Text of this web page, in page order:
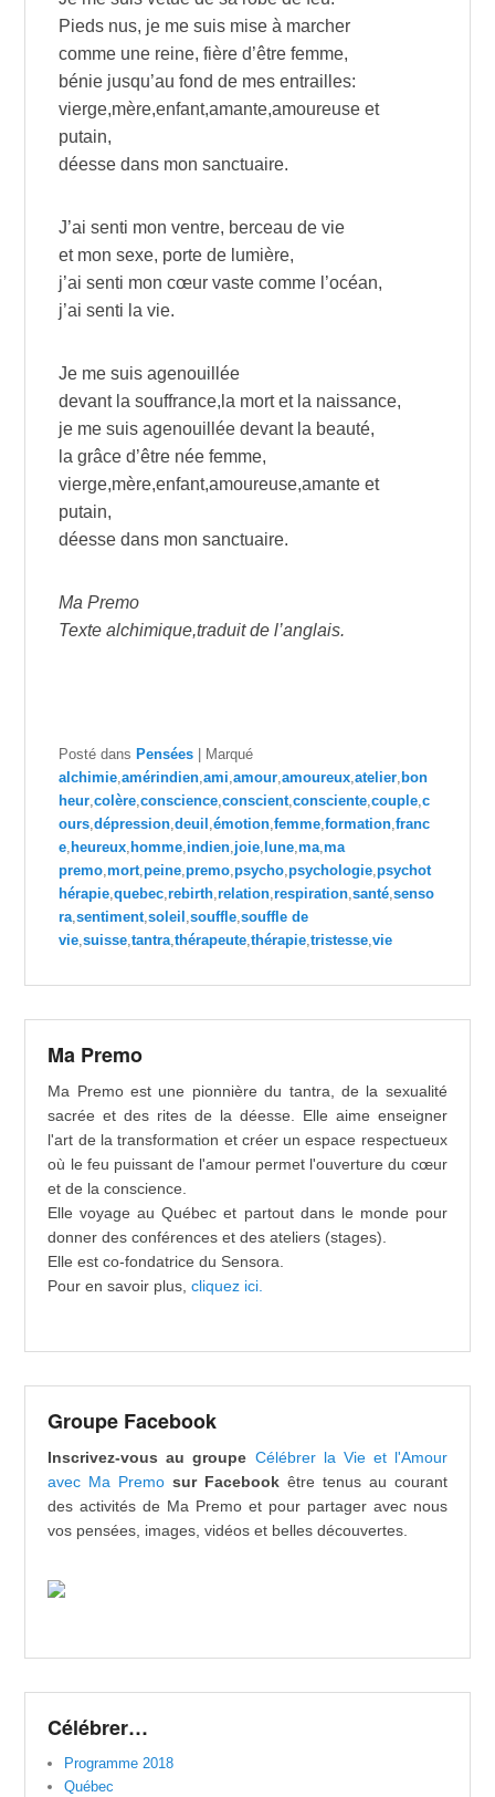
Pieds nus, je me suis mise à marcher
comme une reine, fière d’être femme,
bénie jusqu’au fond de mes entrailles:
vierge,mère,enfant,amante,amoureuse et
putain,
déesse dans mon sanctuaire.
J’ai senti mon ventre, berceau de vie
et mon sexe, porte de lumière,
j’ai senti mon cœur vaste comme l’océan,
j’ai senti la vie.
Je me suis agenouillée
devant la souffrance,la mort et la naissance,
je me suis agenouillée devant la beauté,
la grâce d’être née femme,
vierge,mère,enfant,amoureuse,amante et
putain,
déesse dans mon sanctuaire.
Ma Premo
Texte alchimique,traduit de l’anglais.
Posté dans Pensées
Marqué
alchimie,amérindien,ami,amour,amoureux,atelier, bon
heur,colère,conscience,conscient,consciente,couple,c
ours,dépression,deuil ,émotion,femme,formation,franc
e, heureux, homme,indien,joie, lune,ma,ma
premo,mort,peine,premo,psycho,psychologie,psychot
hérapie,quebec,rebirth,relation,respiration,santé,senso
ra,sentiment,soleil ,souffle,souffle de
vie,suisse,tantra,thérapeute,thérapie,tristesse,vie
Ma Premo
Ma Premo est une pionnière du tantra, de la sexualité
sacrée et des rites de la déesse. Elle aime enseigner
l'art de la transformation et créer un espace respectueux
où le feu puissant de l'amour permet l'ouverture du cœur
et de la conscience.
Elle voyage au Québec et partout dans le monde pour
donner des conférences et des ateliers (stages).
Elle est co-fondatrice du Sensora.
Pour en savoir plus,cliquez ici.
Groupe Facebook
Inscrivez-vous au groupe Célébrer la Vie et l'Amour
avec Ma Premo sur Facebook être tenus au courant
des activités de Ma Premo et pour partager avec nous
vos pensées, images, vidéos et belles découvertes.
Célébrer…
Programme 2018
Québec